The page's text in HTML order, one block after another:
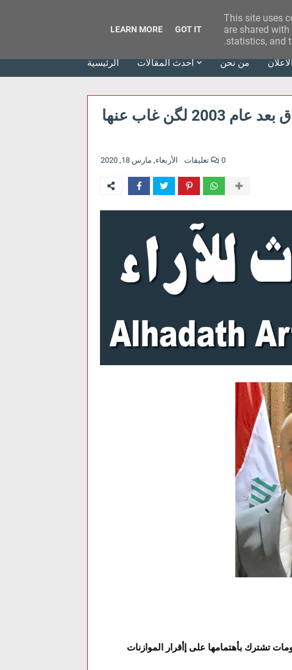
وكالة الحدث للآراء
الرئيسية أحدث المقالات من نحن
ست حكومات تعاقبت على حُكم العراق بعد عام 2003 لگن غاب عنها
الأربعاء, مارس 18, 2020 0 تعليقات
بأهتمامها على إأقرار الموازنات
This site uses
are shared
statistics, and
LEARN MORE GOT IT